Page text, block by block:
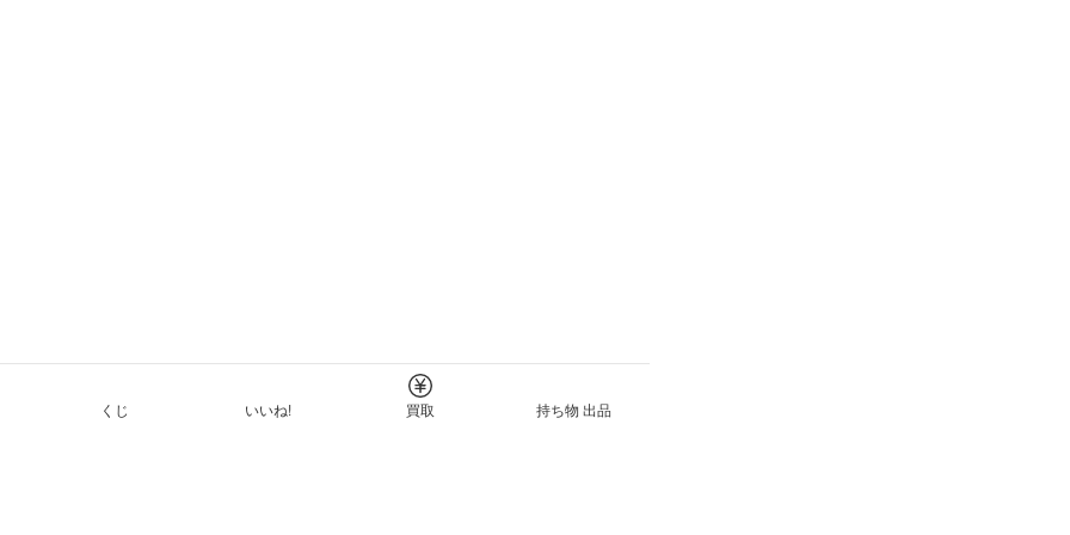
くじ いいね! 買取 持ち物 出品